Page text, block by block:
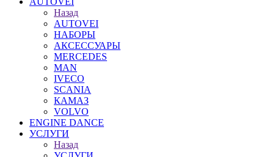
Назад
AUTOVEI
НАБОРЫ
АКСЕССУАРЫ
MERCEDES
MAN
IVECO
SCANIA
КАМАЗ
VOLVO
ENGINE DANCE
УСЛУГИ
Назад